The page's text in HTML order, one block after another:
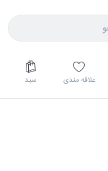
علاقه مندی سبد